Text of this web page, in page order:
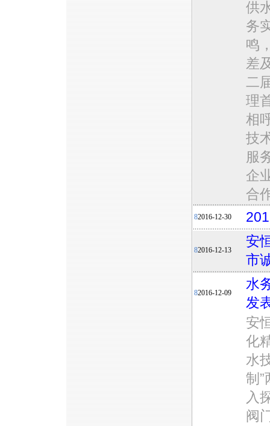
供
务
鸣
差
二
理
相
技
服
企
合
82016-12-30
82016-12-13
安
市
82016-12-09
水
发
安
化
水
制
入
阀